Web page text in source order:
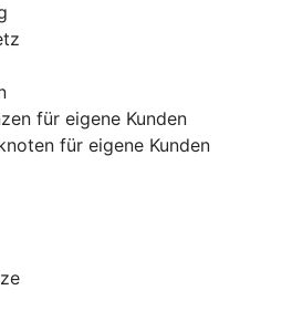
für eigene Kunden
für eigene Kunden